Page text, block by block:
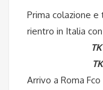
Prima colazione
rientro in Italia
TK
TK
Arrivo a Roma